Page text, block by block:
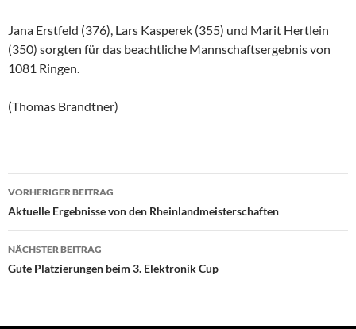
Jana Erstfeld (376), Lars Kasperek (355) und Marit Hertlein
(350) sorgten für das beachtliche Mannschaftsergebnis von
1081 Ringen.
(Thomas Brandtner)
Beitragsnavigation
VORHERIGER BEITRAG
Aktuelle Ergebnisse von den Rheinlandmeisterschaften
NÄCHSTER BEITRAG
Gute Platzierungen beim 3. Elektronik Cup